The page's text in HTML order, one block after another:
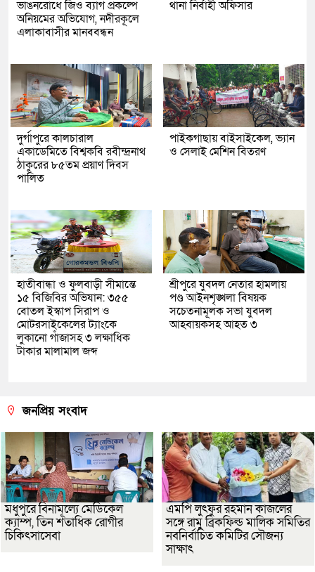
ভাঙনরোধে জিও ব্যাগ প্রকল্পে
অনিয়মের অভিযোগ, নদীরকূলে
এলাকাবাসীর মানববন্ধন
থানা নির্বাহী অফিসার
দুর্গাপুরে কালচারাল
একাডেমিতে বিশ্বকবি রবীন্দ্রনাথ
ঠাকুরের ৮৫তম প্রয়াণ দিবস
পালিত
পাইকগাছায় বাইসাইকেল, ভ্যান
ও সেলাই মেশিন বিতরণ
হাতীবান্ধা ও ফুলবাড়ী সীমান্তে
১৫ বিজিবির অভিযান: ৩৫৫
বোতল ইস্কাপ সিরাপ ও
মোটরসাইকেলের ট্যাংকে
লুকানো গাঁজাসহ ৩ লক্ষাধিক
টাকার মালামাল জব্দ
শ্রীপুরে যুবদল নেতার হামলায়
পণ্ড আইনশৃঙ্খলা বিষয়ক
সচেতনামূলক সভা যুবদল
আহবায়কসহ আহত ৩
জনপ্রিয় সংবাদ
মধুপুরে বিনামূল্যে মেডিকেল
ক্যাম্প, তিন শতাধিক রোগীর
চিকিৎসাসেবা
এমপি লুৎফুর রহমান কাজলের
সঙ্গে রামু ব্রিকফিল্ড মালিক সমিতির
নবনির্বাচিত কমিটির সৌজন্য
সাক্ষাৎ